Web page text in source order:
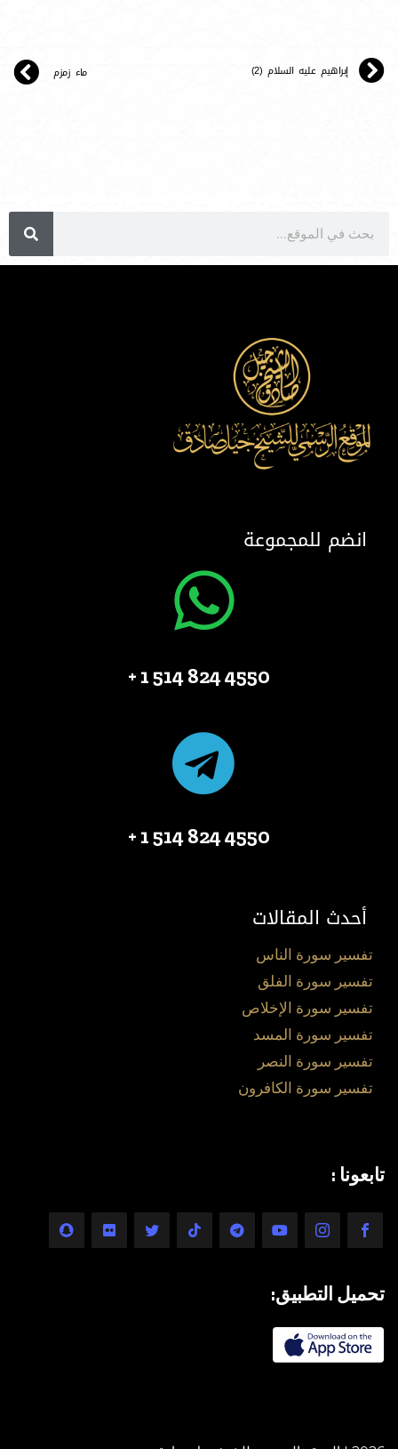
إبراهيم عليه السلام (2) ماء زمزم
انضم للمجموعة
4550 824 514 1 +
4550 824 514 1 +
أحدث المقالات
تفسير سورة الناس
تفسير سورة الفلق
تفسير سورة الإخلاص
تفسير سورة المسد
تفسير سورة النصر
تفسير سورة الكافرون
تابعونا :
تحميل التطبيق: